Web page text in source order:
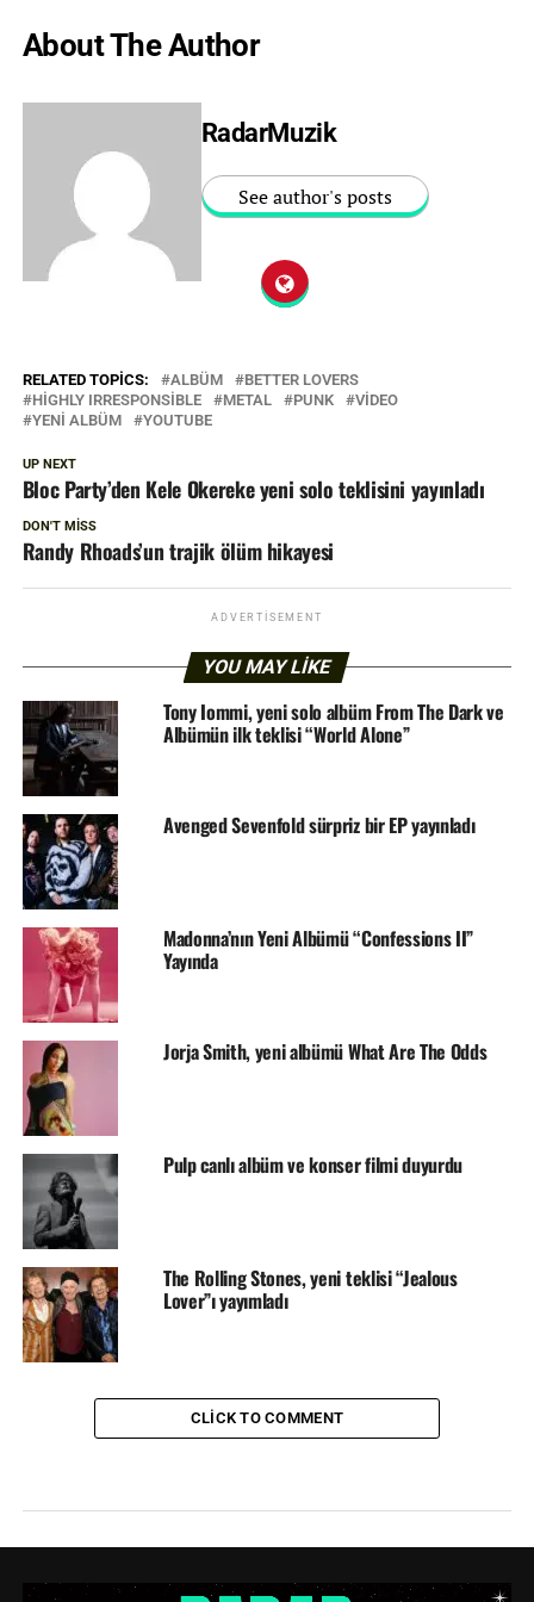
About The Author
RadarMuzik
See author's posts
RELATED TOPICS: ALBÜM
BETTER LOVERS
HIGHLY IRRESPONSIBLE
METAL PUNK
VIDEO
YENI ALBÜM
YOUTUBE
UP NEXT
Bloc Party’den Kele Okereke yeni solo teklisini yayınladı
DON'T MISS
Randy Rhoads’un trajik ölüm hikayesi
ADVERTISEMENT
YOU MAY LIKE
Tony Iommi, yeni solo albüm From The Dark ve
Albümün ilk teklisi “World Alone”
Avenged Sevenfold sürpriz bir EP yayınladı
Madonna’nın Yeni Albümü “Confessions II”
Yayında
Jorja Smith, yeni albümü What Are The Odds
Pulp canlı albüm ve konser filmi duyurdu
The Rolling Stones, yeni teklisi “Jealous
Lover”ı yayımladı
CLICK TO COMMENT